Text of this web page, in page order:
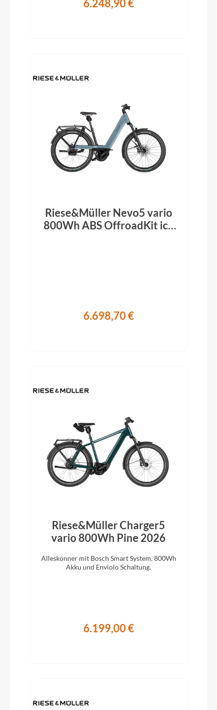
6.248,90 €
Riese&Müller Nevo5 vario
800Wh ABS OffroadKit ice
6.698,70 €
Riese&Müller Charger5
vario 800Wh Pine 2026
Alleskönner mit Bosch Smart System, 800Wh
Akku und Enviolo Schaltung.
6.199,00 €